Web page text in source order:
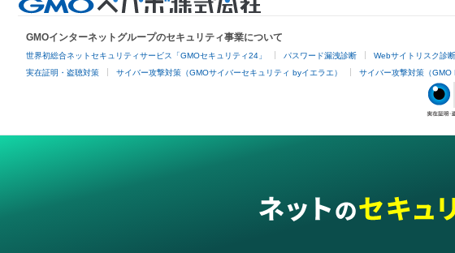
GMOインターネットグループのセキュリティ事業について
世界初総合ネットセキュリティサービス「GMOセキュリティ24」 パスワード漏洩診断 Webサイトリスク診断
実在証明・盗聴対策 サイバー攻撃対策（GMOサイバーセキュリティ byイエラエ） サイバー攻撃対策（GMO